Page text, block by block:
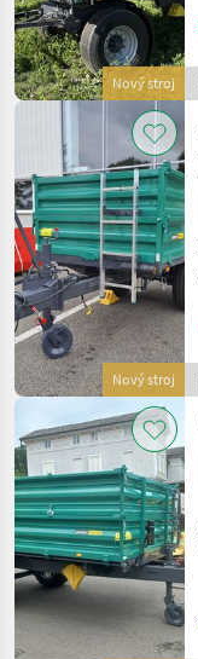
Nový stroj
Nový stroj